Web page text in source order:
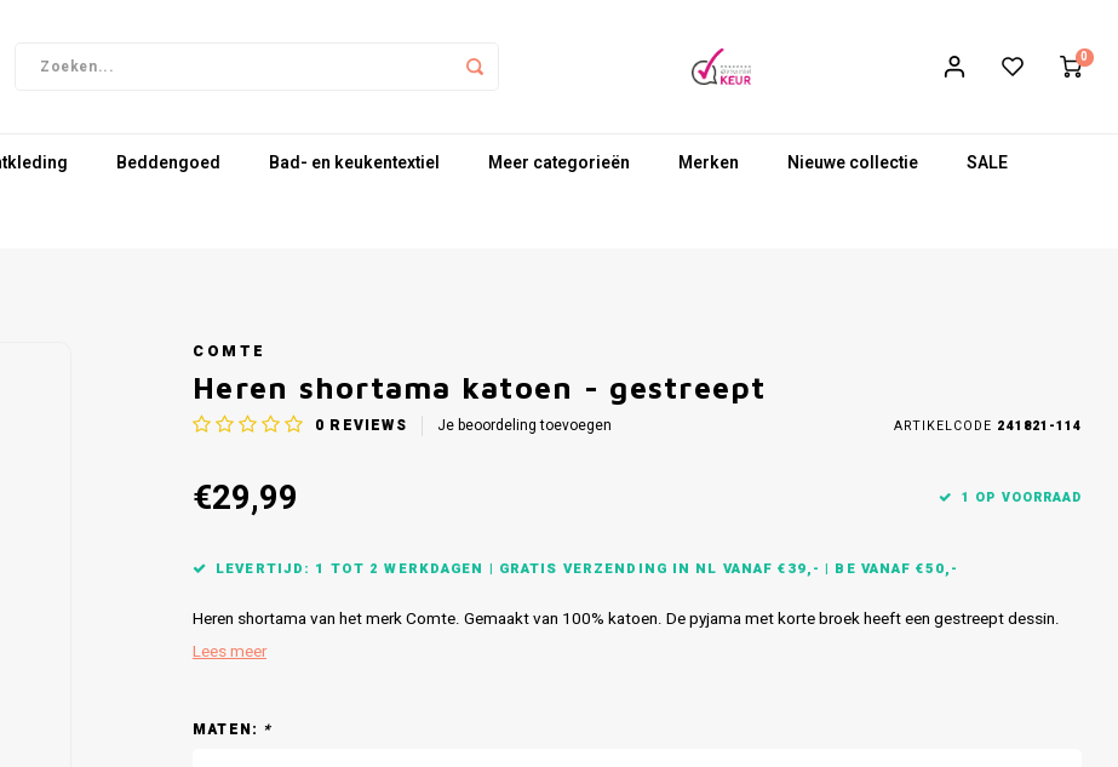
0
Beddengoed Bad- en keukentextiel Meer categorieën Merken Nieuwe collectie SALE
COMTE
Heren shortama katoen - gestreept
0 REVIEWS Je beoordeling toevoegen ARTIKELCODE 241821-114
€29,99 1 OP VOORRAAD
LEVERTIJD: 1 TOT 2 WERKDAGEN | GRATIS VERZENDING IN NL VANAF €39,- | BE VANAF €50,-
Heren shortama van het merk Comte. Gemaakt van 100% katoen. De pyjama met korte broek heeft een gestreept dessin.
Lees meer
MATEN: *